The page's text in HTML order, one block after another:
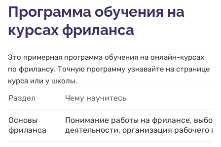
Программа обучения на
курсах фриланса
Это примерная программа обучения на онлайн-курсах
по фрилансу. Точную программу узнавайте на странице
курса или у школы.
Раздел Чему научитесь
Основы
фриланса
Понимание работы на фрилансе, выбор
деятельности, организация рабочего